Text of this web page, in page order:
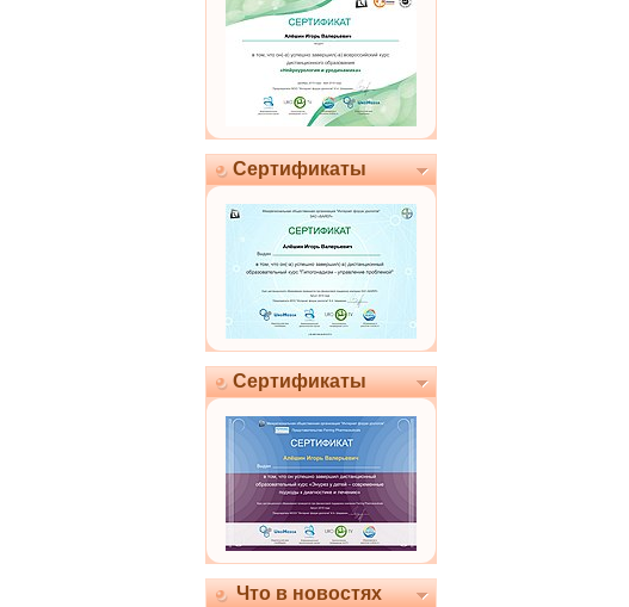
Сертификаты
Сертификаты
Что в новостях